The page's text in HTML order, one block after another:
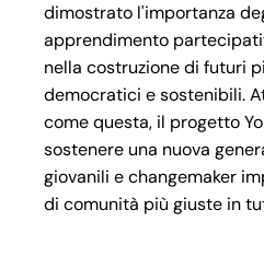
dimostrato l'importanza
apprendimento
nella costruzione di futuri
democratici e sostenibili.
come questa, il progetto
sostenere una nuova
giovanili e changemaker
di comunità più giuste in